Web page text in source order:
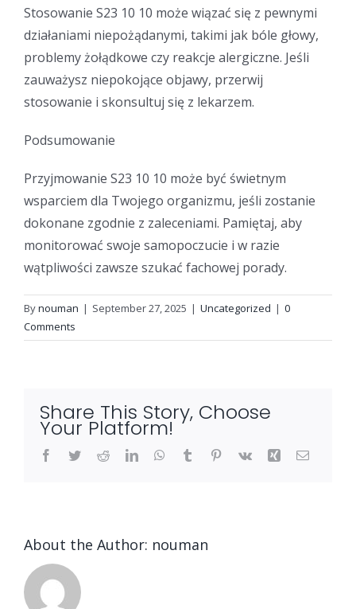
Stosowanie S23 10 10 może wiązać się z pewnymi
działaniami niepożądanymi, takimi jak bóle głowy,
problemy żołądkowe czy reakcje alergiczne. Jeśli
zauważysz niepokojące objawy, przerwij
stosowanie i skonsultuj się z lekarzem.
Podsumowanie
Przyjmowanie S23 10 10 może być świetnym
wsparciem dla Twojego organizmu, jeśli zostanie
dokonane zgodnie z zaleceniami. Pamiętaj, aby
monitorować swoje samopoczucie i w razie
wątpliwości zawsze szukać fachowej porady.
Bynouman | September 27, 2025 | Uncategorized | 0
Comments
Share This Story, Choose
Your Platform!
Facebook
TwitterRedditLinkedInWhatsApp
Tumblr Pinterest
Vk Xing Email
About the Author: nouman